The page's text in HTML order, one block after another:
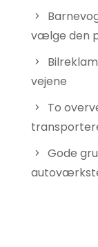
vælge den
vejene
To
Gode